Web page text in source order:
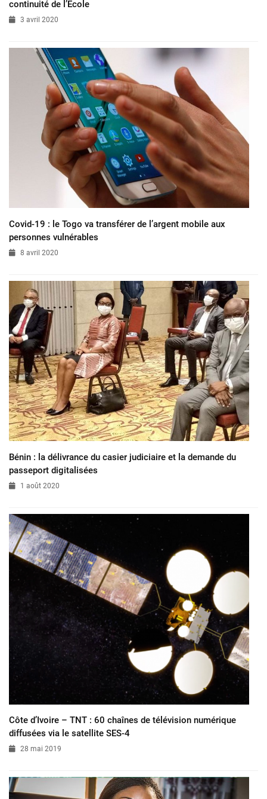
continuité de l’Ecole
3 avril 2020
Covid-19 : le Togo va transférer de l’argent mobile aux
personnes vulnérables
8 avril 2020
Bénin : la délivrance du casier judiciaire et la demande du
passeport digitalisées
1 août 2020
Côte d’Ivoire – TNT : 60 chaînes de télévision numérique
diffusées via le satellite SES-4
28 mai 2019